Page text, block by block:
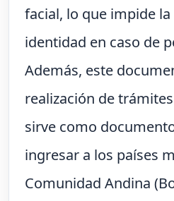
facial, lo que impide
identidad en caso de
Además, este
realización de
sirve como
ingresar a los países
Comunidad Andina